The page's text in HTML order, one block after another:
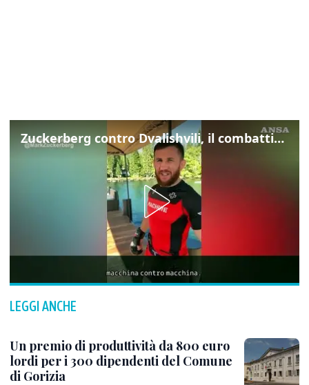
Zuckerberg contro Dvalishvili, il combattimento in mezzo a un lago
LEGGI ANCHE
Un premio di produttività da 800 euro
lordi per i 300 dipendenti del Comune
di Gorizia